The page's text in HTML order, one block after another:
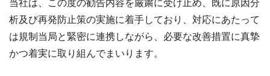
当社は、この度の勧告内容を厳粛に受け止め、既に原因分
析及び再発防止策の実施に着手しており、対応にあたって
は規制当局と緊密に連携しながら、必要な改善措置に真摯
かつ着実に取り組んでまいります。